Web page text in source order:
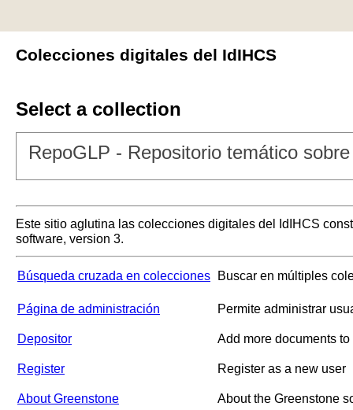
Colecciones digitales del IdIHCS
Select a collection
RepoGLP - Repositorio temático
Este sitio aglutina las colecciones digitales del IdIHCS
software, version 3.
Búsqueda cruzada en colecciones Buscar en múltiples
Página de administración Permite administrar
Depositor Add more documents
Register Register as a new user
About Greenstone About the Greenstone